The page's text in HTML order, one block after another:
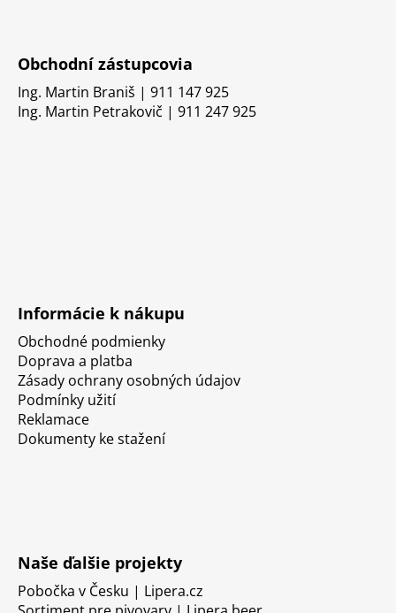
Obchodní zástupcovia
Ing. Martin Braniš | 911 147 925
Ing. Martin Petrakovič | 911 247 925
Informácie k nákupu
Obchodné podmienky
Doprava a platba
Zásady ochrany osobných údajov
Podmínky užití
Reklamace
Dokumenty ke stažení
Naše ďalšie projekty
Pobočka v Česku | Lipera.cz